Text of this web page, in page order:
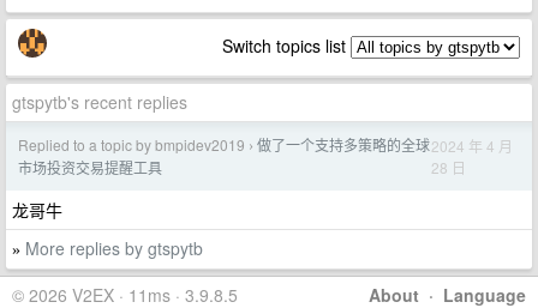
Switch topics list
gtspytb's recent replies
Replied to a topic by bmpidev2019 › 做了一个支持多策略的全球
市场投资交易提醒工具
2024 年 4 月
28 日
龙哥牛
» More replies by gtspytb
About · Language
© 2026 V2EX · 11ms · 3.9.8.5